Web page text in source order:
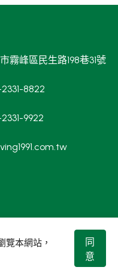
霧峰區民生路198巷31號
8822
9922
覽本網站，
同
意